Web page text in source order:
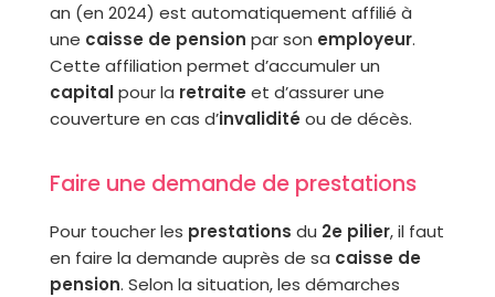
an (en 2024) est automatiquement affilié à
une caisse de pension par son employeur.
Cette affiliation permet d’accumuler un
capitalpour la retraite et d’assurer une
couverture en cas d’invalidité ou de décès.
Faire une demande de prestations
Pour toucher les prestations du 2e pilier, il faut
en faire la demande auprès de sa caisse de
pension. Selon la situation, les démarches